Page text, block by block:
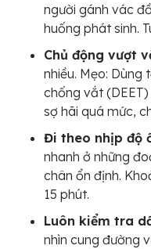
người gánh vác
huống phát sinh.
Chủ động vượt
nhiều. Mẹo:
chống vắt
sợ hãi quá mức,
Đi theo nhịp độ
nhanh ở những
chân ổn định.
15 phút.
Luôn kiểm tra
nhìn cung đường